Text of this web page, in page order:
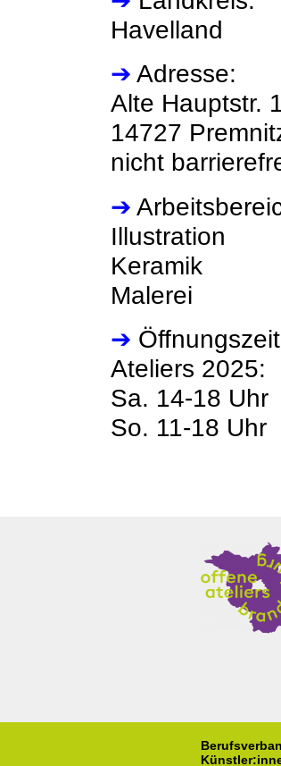
Havelland
➔ Adresse:
Alte Hauptstr.
14727
nicht
➔
Illustration
Keramik
Malerei
➔
Ateliers 2025:
Sa. 14-18 Uhr
So. 11-18 Uhr